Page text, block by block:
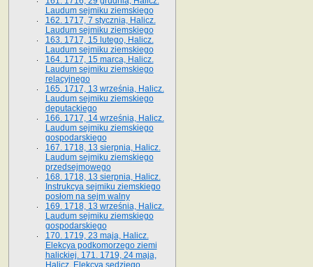
Laudum sejmiku ziemskiego
162. 1717, 7 stycznia, Halicz.
Laudum sejmiku ziemskiego
163. 1717, 15 lutego, Halicz.
Laudum sejmiku ziemskiego
164. 1717, 15 marca, Halicz.
Laudum sejmiku ziemskiego
relacyjnego
165. 1717, 13 września, Halicz.
Laudum sejmiku ziemskiego
deputackiego
166. 1717, 14 września, Halicz.
Laudum sejmiku ziemskiego
gospodarskiego
167. 1718, 13 sierpnia, Halicz.
Laudum sejmiku ziemskiego
przedsejmowego
168. 1718, 13 sierpnia, Halicz.
Instrukcya sejmiku ziemskiego
posłom na sejm walny
169. 1718, 13 września, Halicz.
Laudum sejmiku ziemskiego
gospodarskiego
170. 1719, 23 maja, Halicz.
Elekcya podkomorzego ziemi
halickiej. 171. 1719, 24 maja,
Halicz. Elekcya sędziego